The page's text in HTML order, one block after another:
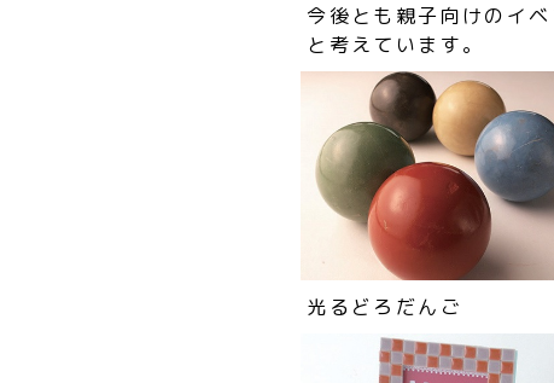
今後とも親子向けのイ
と考えています。
光るどろだんご